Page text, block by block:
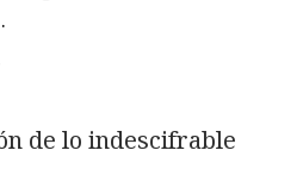
de lo indescifrable